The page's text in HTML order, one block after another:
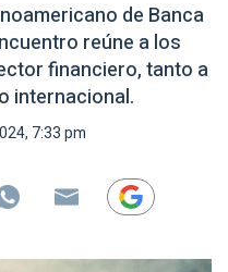
de Banca
reúne a los
financiero, tanto a
internacional.
7:33 pm